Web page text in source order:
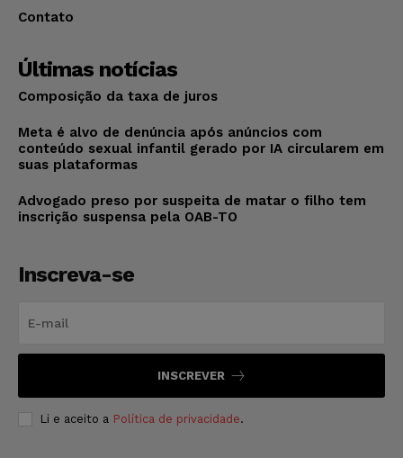
Contato
Últimas notícias
Composição da taxa de juros
Meta é alvo de denúncia após anúncios com
conteúdo sexual infantil gerado por IA circularem em
suas plataformas
Advogado preso por suspeita de matar o filho tem
inscrição suspensa pela OAB-TO
Inscreva-se
INSCREVER
Li e aceito a Política de privacidade.